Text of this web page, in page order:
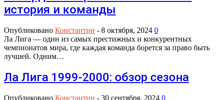
история и команды
Опубликовано Константин - 8 октября, 2024 0
Ла Лига — один из самых престижных и конкурентных
чемпионатов мира, где каждая команда борется за право быть
лучшей. Одним…
Ла Лига 1999-2000: обзор сезона
Опубликовано Константин - 30 сентября, 2024 0